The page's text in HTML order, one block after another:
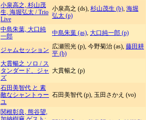
小泉高之, 杉山茂
生, 海堀弘太 / Trio
Live
小泉高之 (ds), 杉山茂生 (b), 海堀
弘太 (p)
中島朱葉, 大口純
一郎
中島朱葉 (as), 大口純一郎 (p)
ジャムセッション 広瀬照光 (p), 今野菊治 (as), 藤田耕
平 (b)
大貫暢之 ソロ / ス
タンダード、ジャ
ズ
大貫暢之 (p)
石田美智代 と 素
敵なシャントゥー
ユ
石田美智代 (p), 玉田さかえ (vo)
関根彰良, 熊谷望,